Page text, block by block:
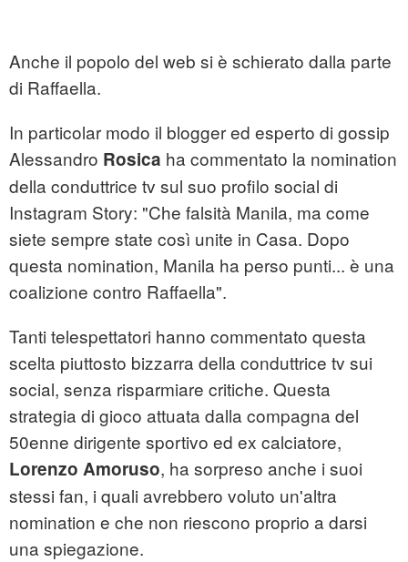
Anche il popolo del web si è schierato dalla parte
di Raffaella.
In particolar modo il blogger ed esperto di gossip
Alessandro Rosica ha commentato la nomination
della conduttrice tv sul suo profilo social di
Instagram Story: "Che falsità Manila, ma come
siete sempre state così unite in Casa. Dopo
questa nomination, Manila ha perso punti... è una
coalizione contro Raffaella".
Tanti telespettatori hanno commentato questa
scelta piuttosto bizzarra della conduttrice tv sui
social, senza risparmiare critiche. Questa
strategia di gioco attuata dalla compagna del
50enne dirigente sportivo ed ex calciatore,
Lorenzo Amoruso, ha sorpreso anche i suoi
stessi fan, i quali avrebbero voluto un'altra
nomination e che non riescono proprio a darsi
una spiegazione.